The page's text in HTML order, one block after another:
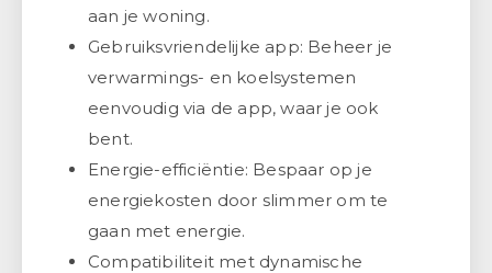
aan je woning.
Gebruiksvriendelijke app: Beheer je
verwarmings- en koelsystemen
eenvoudig via de app, waar je ook
bent.
Energie-efficiëntie: Bespaar op je
energiekosten door slimmer om te
gaan met energie.
Compatibiliteit met dynamische